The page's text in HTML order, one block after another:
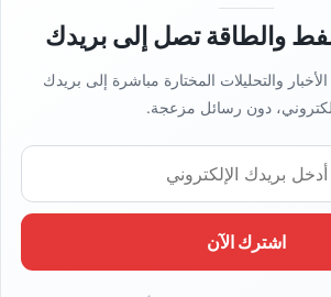
ب
والطاقة تصل إلى بريدك
والتحليلات المختارة مباشرة إلى بريدك
دون رسائل مزعجة.